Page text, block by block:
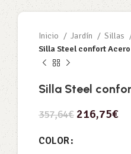
Inicio Jardín
Sillas
Silla Steel confort
Silla Steel
357,64€ 216,75€
COLOR